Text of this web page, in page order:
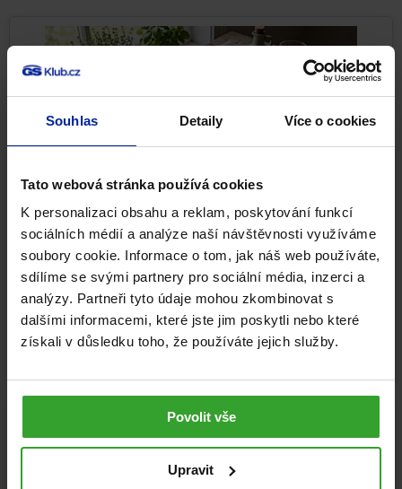
Souhlas Detaily Více o cookies
Tato webová stránka používá cookies
K personalizaci obsahu a reklam, poskytování funkcí
sociálních médií a analýze naší návštěvnosti využíváme
soubory cookie. Informace o tom, jak náš web používáte,
sdílíme se svými partnery pro sociální média, inzerci a
analýzy. Partneři tyto údaje mohou zkombinovat s
dalšími informacemi, které jste jim poskytli nebo které
získali v důsledku toho, že používáte jejich služby.
Povolit vše
Upravit
Nejlepší potraviny pro pevné kosti i při
osteoporóze
Pevné kosti nejsou samozřejmostí. Kostní tkáň se po
celý život neustále obnovuje a reaguje na to, co jíme,...